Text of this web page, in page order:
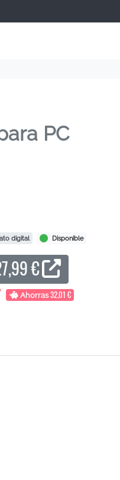
PC
digital Disponible
€
Ahorras32,01 €